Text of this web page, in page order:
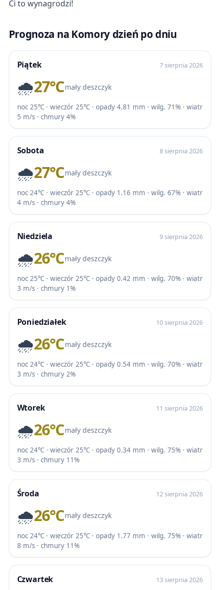
Ci to wynagrodzi!
Prognoza na Komory dzień po dniu
Piątek 7 sierpnia 2026
🌧️27℃mały deszczyk
noc 25℃ · wieczór 25℃ · opady 4.81 mm · wilg. 71% · wiatr
5 m/s · chmury 4%
Sobota 8 sierpnia 2026
🌧️27℃mały deszczyk
noc 24℃ · wieczór 25℃ · opady 1.16 mm · wilg. 67% · wiatr
4 m/s · chmury 4%
Niedziela 9 sierpnia 2026
🌧️26℃mały deszczyk
noc 25℃ · wieczór 25℃ · opady 0.42 mm · wilg. 70% · wiatr
3 m/s · chmury 1%
Poniedziałek 10 sierpnia 2026
🌧️26℃mały deszczyk
noc 24℃ · wieczór 25℃ · opady 0.54 mm · wilg. 70% · wiatr
3 m/s · chmury 2%
Wtorek 11 sierpnia 2026
🌧️26℃mały deszczyk
noc 24℃ · wieczór 25℃ · opady 0.34 mm · wilg. 75% · wiatr
3 m/s · chmury 11%
Środa 12 sierpnia 2026
🌧️26℃mały deszczyk
noc 24℃ · wieczór 25℃ · opady 1.77 mm · wilg. 75% · wiatr
8 m/s · chmury 11%
Czwartek 13 sierpnia 2026